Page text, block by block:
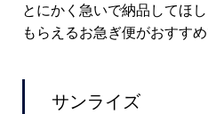
とにかく急いで納品してほ
もらえるお急ぎ便がおすすめ
サンライズ